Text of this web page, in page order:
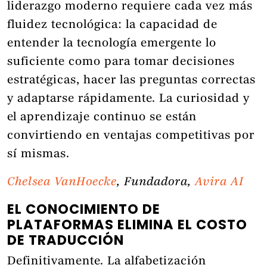
liderazgo moderno requiere cada vez más
fluidez tecnológica: la capacidad de
entender la tecnología emergente lo
suficiente como para tomar decisiones
estratégicas, hacer las preguntas correctas
y adaptarse rápidamente. La curiosidad y
el aprendizaje continuo se están
convirtiendo en ventajas competitivas por
sí mismas.
Chelsea VanHoecke, Fundadora,Avira AI
EL CONOCIMIENTO DE
PLATAFORMAS ELIMINA EL COSTO
DE TRADUCCIÓN
Definitivamente. La alfabetización